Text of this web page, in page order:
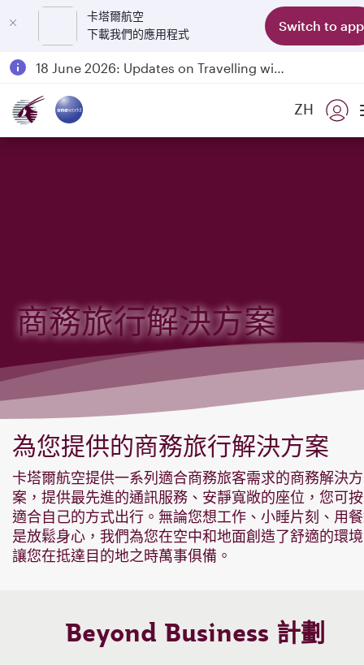
卡塔爾航空
下載我們的應用程式
Switch to app
Passengers flying between Doha and Auckland on QR914 and QR915
18 June 2026: Updates on Travelling with Power Banks
ZH
商務旅行解決方案
為您提供的商務旅行解決方案
卡塔爾航空提供一系列適合商務旅客需求的商務解決方
案，提供最先進的通訊服務、安靜寬敞的座位，您可
適合自己的方式出行。無論您想工作、小睡片刻、用
是放鬆身心，我們為您在空中和地面創造了舒適的環
讓您在抵達目的地之時萬事俱備。
Beyond Business 計劃